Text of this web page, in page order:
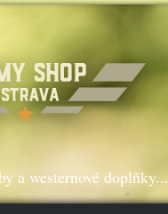
a westernové doplňky...